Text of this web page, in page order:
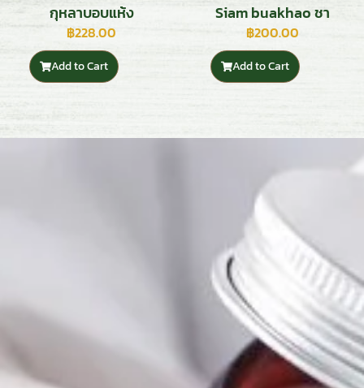
กุหลาบอบแห้ง
฿228.00
Add to Cart
Siam buakhao ชา
สยามบัวขาว
฿200.00
Add to Cart